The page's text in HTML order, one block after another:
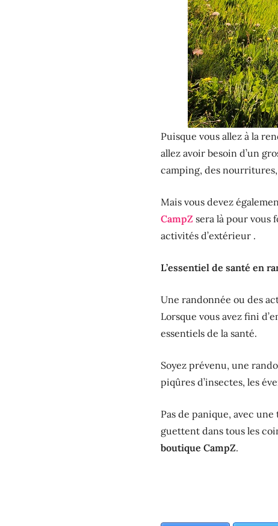
Puisque vous allez à la
allez avoir besoin d’un
camping, des
Mais vous devez
CampZ sera là pour vous
activités d’extérieur .
L’essentiel de santé en
Une randonnée ou des
Lorsque vous avez fini
essentiels de la santé.
Soyez prévenu, une
piqûres d’insectes, les
Pas de panique, avec
guettent dans tous les
boutique CampZ.